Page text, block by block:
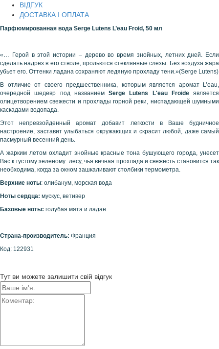
ВІДГУК
ДОСТАВКА І ОПЛАТА
Парфюмированная вода Serge Lutens L’eau Froid, 50 мл
«… Герой в этой истории – дерево во время знойных, летних дней. Если
сделать надрез в его стволе, прольются стеклянные слезы. Без воздуха жара
убьет его. Оттенки ладана сохраняют ледяную прохладу тени.»(Serge Lutens)
В отличие от своего предшественника, которым является аромат L’eau,
очередной шедевр под названием Serge Lutens L'eau Froideявляется
олицетворением свежести и прохлады горной реки, ниспадающей шумными
каскадами водопада.
Этот непревзойденный аромат добавит легкости в Ваше будничное
настроение, заставит улыбаться окружающих и скрасит любой, даже самый
пасмурный весенний день.
А жарким летом охладит знойные красные тона бушующего города, унесет
Вас к густому зеленому лесу, чья вечная прохлада и свежесть становится так
необходима, когда за окном зашкаливают столбики термометра.
Верхние ноты: олибанум, морская вода
Ноты сердца: мускус, ветивер
Базовые ноты: голубая мята и ладан.
Страна-производитель: Франция
Код: 122931
Тут ви можете залишити свій відгук